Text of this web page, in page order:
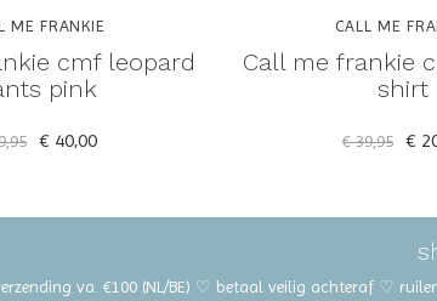
ME FRANKIE
cmf leopard
pink
€ 40,00
CALL ME
Call me frankie
shirt
€ 39,95 €
va. €100 (NL/BE) ♡ betaal veilig achteraf ♡